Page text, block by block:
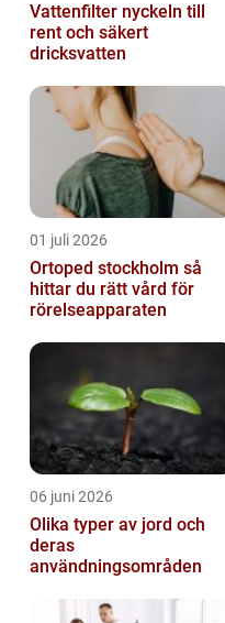
Vattenfilter nyckeln till
rent och säkert
dricksvatten
01 juli 2026
Ortoped stockholm så
hittar du rätt vård för
rörelseapparaten
06 juni 2026
Olika typer av jord och
deras
användningsområden